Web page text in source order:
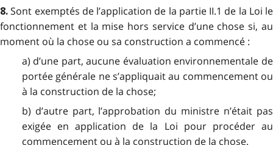
8.Sont exemptés de l’application de la partie II.1 de la Loi le
fonctionnement et la mise hors service d’une chose si, au
moment où la chose ou sa construction a commencé :
a) d’une part, aucune évaluation environnementale de
portée générale ne s’appliquait au commencement ou
à la construction de la chose;
b) d’autre part, l’approbation du ministre n’était pas
exigée en application de la Loi pour procéder au
commencement ou à la construction de la chose.